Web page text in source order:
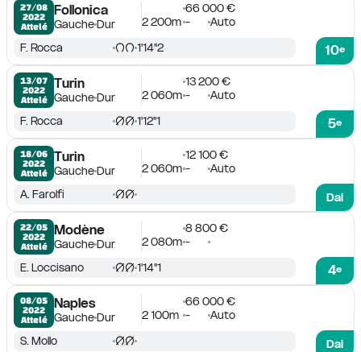
27/08
2022
Attelé
Follonica
GaucheDur
66 000 €
2 200m - Auto
10e
F. Rocca 1'14''2
13/07
2022
Attelé
Turin
GaucheDur
13 200 €
2 060m - Auto
5e
F. Rocca 1'12''1
18/06
2022
Attelé
Turin
GaucheDur
12 100 €
2 060m -
Auto
Dai
A. Farolfi
22/05
2022
Attelé
Modène
GaucheDur
8 800 €
2 080m -
4e
E. Loccisano 1'14''1
08/05
2022
Attelé
Naples
GaucheDur
66 000 €
2 100m -
Auto
Dai
S. Mollo